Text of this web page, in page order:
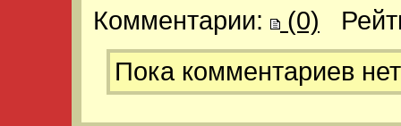
Комментарии: (0)
Пока комментариев нет